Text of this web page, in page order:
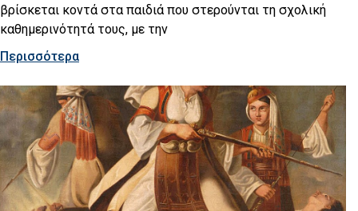
βρίσκεται κοντά στα παιδιά που στερούνται τη σχολική
καθημερινότητά τους, με την
Περισσότερα